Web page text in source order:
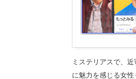
ミステリアスで、
に魅力を感じる女性